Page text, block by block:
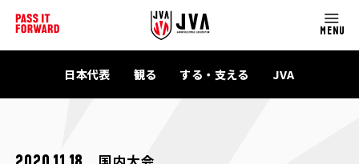
MENU
日本代表 観る する・支える JVA